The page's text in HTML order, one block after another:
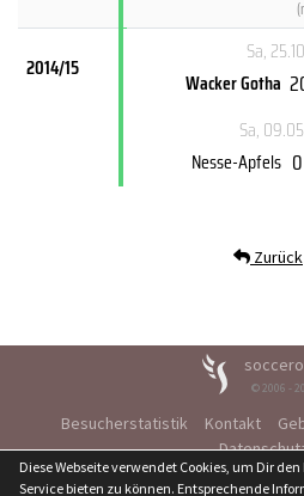
(
2014/15
Sa,
Wacker Gotha
Sa,
Nesse-Apfels
Zurück
© 2006 -
Besucherstatistik Kontakt
Diese Webseite verwendet Cookies, um Dir
Service bieten zu können. Entsprechende